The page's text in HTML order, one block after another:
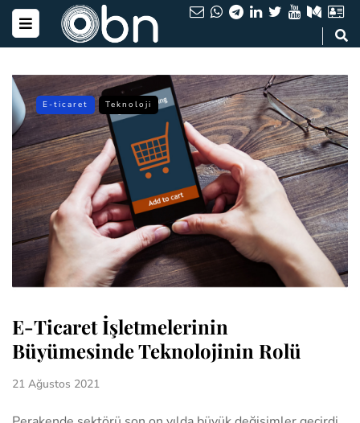
E-ticaret Teknoloji
E-Ticaret İşletmelerinin
Büyümesinde Teknolojinin Rolü
21 Ağustos 2021